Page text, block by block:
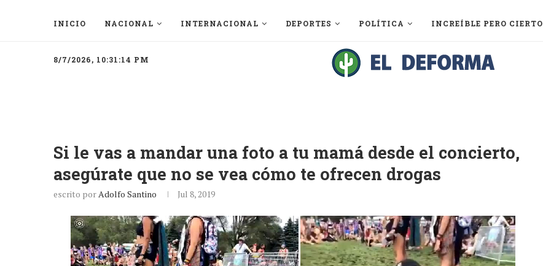
INICIO NACIONAL INTERNACIONAL DEPORTES POLÍTICA INCREÍBLE PERO CIERTO
8/7/2026, 10:31:14 PM
Si le vas a mandar una foto a tu mamá desde el concierto,
asegúrate que no se vea cómo te ofrecen drogas
escrito porAdolfo Santino Jul 8, 2019